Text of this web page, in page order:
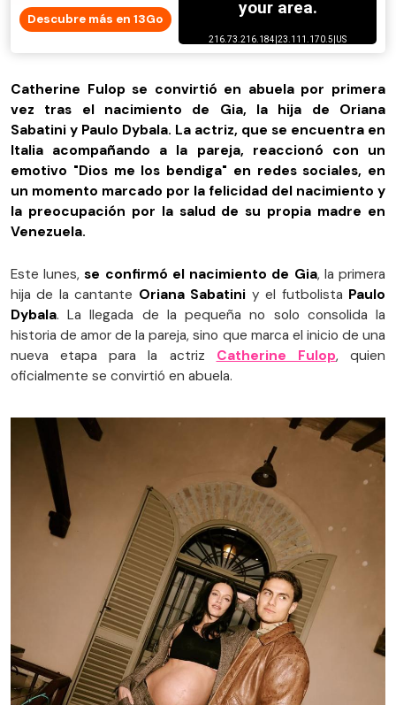
Descubre más en 13Go
Catherine Fulop se convirtió en abuela por primera
vez tras el nacimiento de Gia, la hija de Oriana
Sabatini y Paulo Dybala. La actriz, que se encuentra en
Italia acompañando a la pareja, reaccionó con un
emotivo "Dios me los bendiga" en redes sociales, en
un momento marcado por la felicidad del nacimiento y
la preocupación por la salud de su propia madre en
Venezuela.
Este lunes,se confirmó el nacimiento de Gia, la primera
hija de la cantante Oriana Sabatini y el futbolista Paulo
Dybala. La llegada de la pequeña no solo consolida la
historia de amor de la pareja, sino que marca el inicio de una
nueva etapa para la actriz Catherine Fulop, quien
oficialmente se convirtió en abuela.